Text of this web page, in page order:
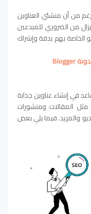
من أن منشئي العناوين
يزال من الضروري للمبدعين
الخاصة بهم بدقة وإشراك
في إنشاء عناوين جذابة
المقالات ومنشورات
والمزيد. فيما يلي بعض